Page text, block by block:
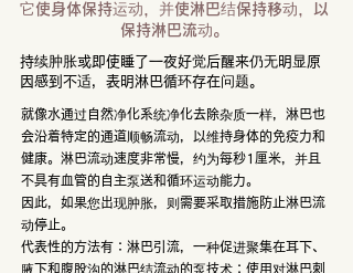
它使身体保持运动，并使淋巴结保持移动，以
保持淋巴流动。
持续肿胀或即使睡了一夜好觉后醒来仍无明显原
因感到不适，表明淋巴循环存在问题。
就像水通过自然净化系统净化去除杂质一样，淋巴也
会沿着特定的通道顺畅流动，以维持身体的免疫力和
健康。淋巴流动速度非常慢，约为每秒1厘米，并且
不具有血管的自主泵送和循环运动能力。
因此，如果您出现肿胀，则需要采取措施防止淋巴流
动停止。
代表性的方法有：淋巴引流，一种促进聚集在耳下、
腋下和腹股沟的淋巴结流动的泵技术；使用对淋巴刺